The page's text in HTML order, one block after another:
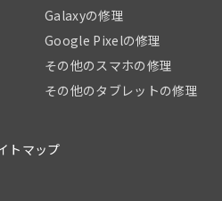
Galaxyの修理
Google Pixelの修理
その他のスマホの修理
その他のタブレットの修理
トマップ